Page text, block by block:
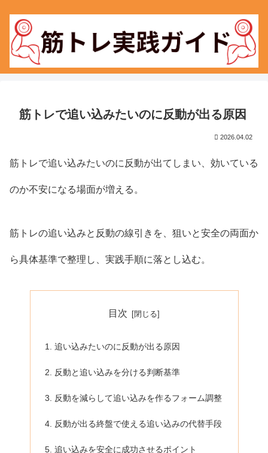
筋トレで追い込みたいのに反動が出る原因
2026.04.02
筋トレで追い込みたいのに反動が出てしまい、効いている
のか不安になる場面が増える。
筋トレの追い込みと反動の線引きを、狙いと安全の両面か
ら具体基準で整理し、実践手順に落とし込む。
目次
追い込みたいのに反動が出る原因
反動と追い込みを分ける判断基準
反動を減らして追い込みを作るフォーム調整
反動が出る終盤で使える追い込みの代替手段
追い込みを安全に成功させるポイント